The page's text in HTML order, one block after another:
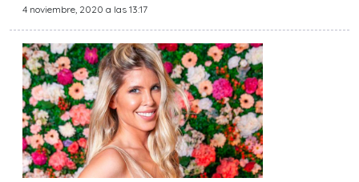
4 noviembre, 2020 a las 13:17